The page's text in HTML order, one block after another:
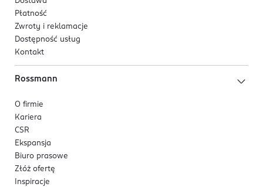
Płatność
Zwroty i reklamacje
Dostępność usług
Kontakt
Rossmann
O firmie
Kariera
CSR
Ekspansja
Biuro prasowe
Złóż ofertę
Inspiracje